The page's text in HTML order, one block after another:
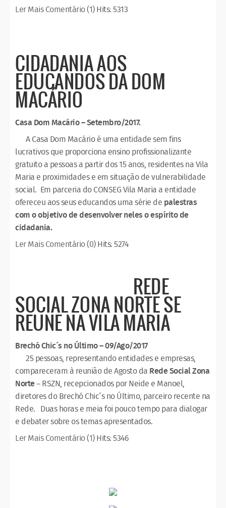
Ler Mais Comentário (1)Hits: 5313
CIDADANIA AOS
EDUCANDOS DA DOM
MACÁRIO
Casa Dom Macário – Setembro/2017.
A Casa Dom Macário é uma entidade sem fins
lucrativos que proporciona ensino profissionalizante
gratuito a pessoas a partir dos 15 anos, residentes na Vila
Maria e proximidades e em situação de vulnerabilidade
social. Em parceria do CONSEG Vila Maria a entidade
ofereceu aos seus educandos uma série de palestras
com o objetivo de desenvolver neles o espírito de
cidadania.
Ler Mais Comentário (0)Hits: 5274
REDE
SOCIAL ZONA NORTE SE
REUNE NA VILA MARIA
Brechó Chic´s no Último – 09/Ago/2017
25 pessoas, representando entidades e empresas,
compareceram à reunião de Agosto da Rede Social Zona
Norte– RSZN, recepcionados por Neide e Manoel,
diretores do Brechó Chic´s no Último, parceiro recente na
Rede. Duas horas e meia foi pouco tempo para dialogar
e debater sobre os temas apresentados.
Ler Mais Comentário (1)Hits: 5346